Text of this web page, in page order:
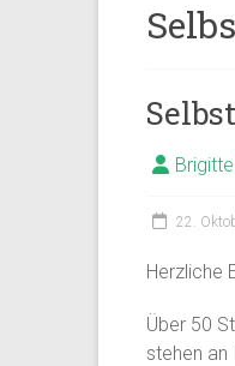
22.
Herzliche
Über 50
stehen